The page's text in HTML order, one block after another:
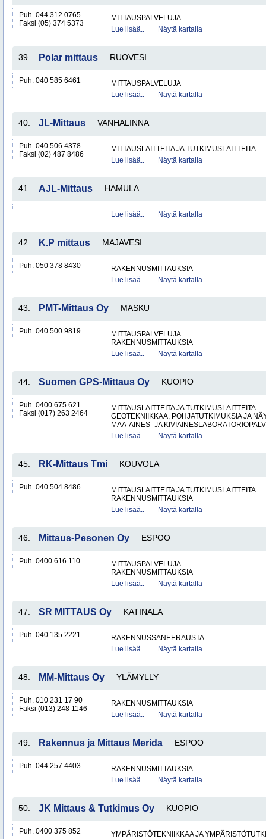
Puh. 044 312 0765
Faksi (05) 374 5373
MITTAUSPALVELUJA
Lue lisää..
Näytä kartalla
39. Polar mittaus RUOVESI
Puh. 040 585 6461
MITTAUSPALVELUJA
Lue lisää..
Näytä kartalla
40. JL-Mittaus VANHALINNA
Puh. 040 506 4378
Faksi (02) 487 8486
MITTAUSLAITTEITA JA TUTKIMUSLAITTEITA
Lue lisää..
Näytä kartalla
41. AJL-Mittaus HAMULA
Lue lisää.. Näytä kartalla
42. K.P mittaus MAJAVESI
Puh. 050 378 8430
RAKENNUSMITTAUKSIA
Lue lisää..
Näytä kartalla
43. PMT-Mittaus Oy MASKU
Puh. 040 500 9819
MITTAUSPALVELUJA
RAKENNUSMITTAUKSIA
Lue lisää..
Näytä kartalla
44. Suomen GPS-Mittaus Oy KUOPIO
Puh. 0400 675 621
Faksi (017) 263 2464
MITTAUSLAITTEITA JA TUTKIMUSLAITTEITA
GEOTEKNIIKKAA, POHJATUTKIMUKSIA JA
MAA-AINES- JA
Lue lisää..
Näytä kartalla
45. RK-Mittaus Tmi KOUVOLA
Puh. 040 504 8486
MITTAUSLAITTEITA JA TUTKIMUSLAITTEITA
RAKENNUSMITTAUKSIA
Lue lisää..
Näytä kartalla
46. Mittaus-Pesonen Oy ESPOO
Puh. 0400 616 110
MITTAUSPALVELUJA
RAKENNUSMITTAUKSIA
Lue lisää..
Näytä kartalla
47. SR MITTAUS Oy KATINALA
Puh. 040 135 2221
RAKENNUSSANEERAUSTA
Lue lisää..
Näytä kartalla
48. MM-Mittaus Oy YLÄMYLLY
Puh. 010 231 17 90
Faksi (013) 248 1146
RAKENNUSMITTAUKSIA
Lue lisää..
Näytä kartalla
49. Rakennus ja Mittaus Merida ESPOO
Puh. 044 257 4403
RAKENNUSMITTAUKSIA
Lue lisää..
Näytä kartalla
50. JK Mittaus & Tutkimus Oy KUOPIO
Puh. 0400 375 852
YMPÄRISTÖTEKNIIKKAA JA